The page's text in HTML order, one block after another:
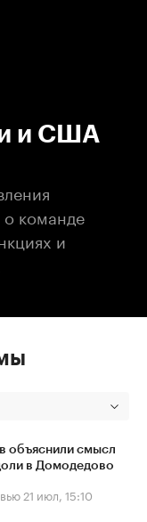
и США
о команде
и
объяснили смысл
в Домодедово
21 июл, 15:10